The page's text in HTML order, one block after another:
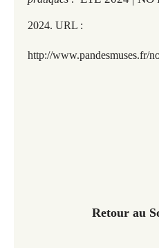
2024. URL :
http://www.pandesmuses.fr/
Retour au